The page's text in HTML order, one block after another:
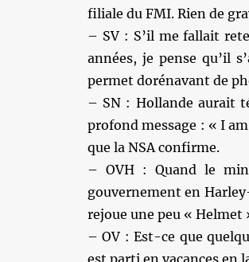
filiale du FMI. Rien de
– SV : S’il me fallait
années, je pense qu’il
permet dorénavant de
– SN : Hollande aurait
profond message : « I
que la NSA confirme.
– OVH : Quand le
gouvernement en
rejoue une peu « Helmet
– OV : Est-ce que
est parti en vacances en